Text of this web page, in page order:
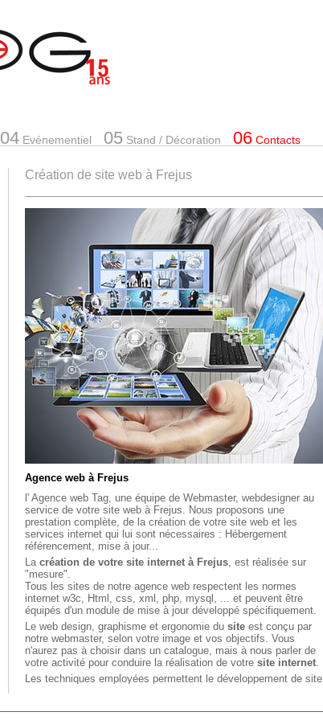
04Evénementiel 05Stand / Décoration 06Contacts
Création de site web à Frejus
Agence web à Frejus
l' Agence web Tag, une équipe de Webmaster, webdesigner au
service de votre site web à Frejus. Nous proposons une
prestation complète, de la création de votre site web et les
services internet qui lui sont nécessaires : Hébergement
référencement, mise à jour...
La création de votre site internet à Frejus , est réalisée sur
"mesure".
Tous les sites de notre agence web respectent les normes
internet w3c, Html, css, xml, php, mysql, ... et peuvent être
équipés d'un module de mise à jour développé spécifiquement.
Le web design, graphisme et ergonomie du site est conçu par
notre webmaster, selon votre image et vos objectifs. Vous
n'aurez pas à choisir dans un catalogue, mais à nous parler de
votre activité pour conduire la réalisation de votre site internet
Les techniques employées permettent le développement de site
extranet.